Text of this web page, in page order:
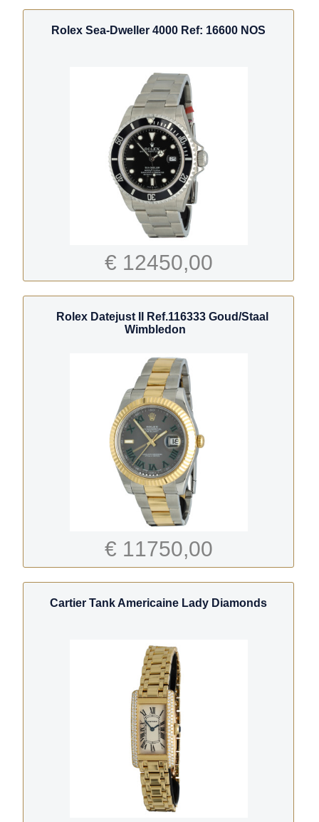
Rolex Sea-Dweller 4000 Ref: 16600 NOS
€ 12450,00
Rolex Datejust II Ref.116333 Goud/Staal
Wimbledon
€ 11750,00
Cartier Tank Americaine Lady Diamonds